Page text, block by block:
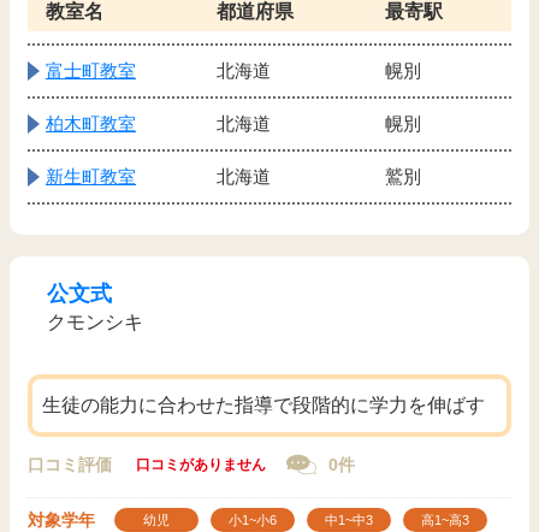
教室名 都道府県 最寄駅
富士町教室 北海道 幌別
柏木町教室 北海道 幌別
新生町教室 北海道 鷲別
公文式
クモンシキ
生徒の能力に合わせた指導で段階的に学力を伸ばす
口コミ評価 口コミがありません 0件
対象学年 幼児 小1~小6 中1~中3
高1~高3